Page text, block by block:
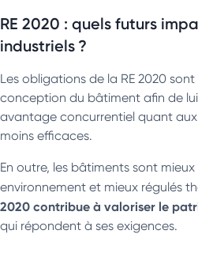
RE 2020 : quels futurs
industriels ?
Les obligations de la RE 2020
conception du bâtiment afin de
avantage concurrentiel quant
moins efficaces.
En outre, les bâtiments sont
environnement et mieux régulés
2020 contribue à valoriser le
qui répondent à ses exigences.